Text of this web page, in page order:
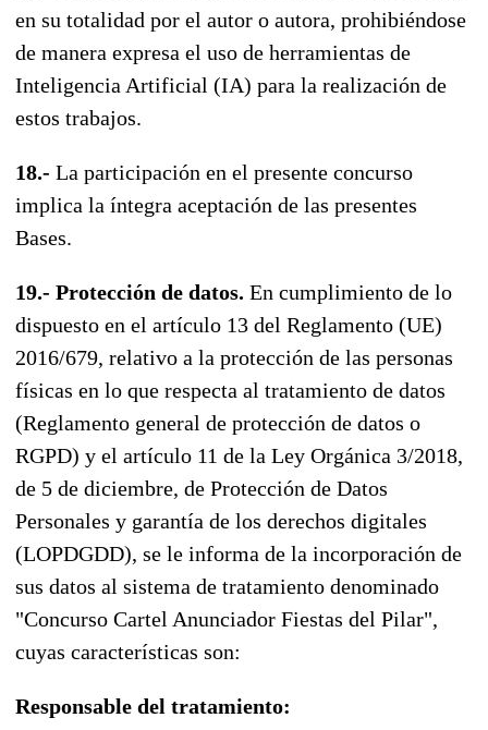
en su totalidad por el autor o autora, prohibiéndose
de manera expresa el uso de herramientas de
Inteligencia Artificial (IA) para la realización de
estos trabajos.
18.- La participación en el presente concurso
implica la íntegra aceptación de las presentes
Bases.
19.- Protección de datos. En cumplimiento de lo
dispuesto en el artículo 13 del Reglamento (UE)
2016/679, relativo a la protección de las personas
físicas en lo que respecta al tratamiento de datos
(Reglamento general de protección de datos o
RGPD) y el artículo 11 de la Ley Orgánica 3/2018,
de 5 de diciembre, de Protección de Datos
Personales y garantía de los derechos digitales
(LOPDGDD), se le informa de la incorporación de
sus datos al sistema de tratamiento denominado
"Concurso Cartel Anunciador Fiestas del Pilar",
cuyas características son:
Responsable del tratamiento: